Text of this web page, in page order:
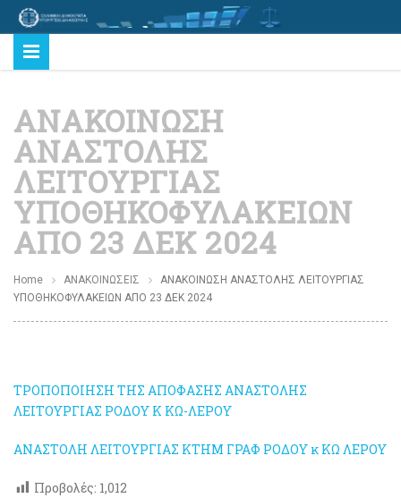
ΑΝΑΚΟΙΝΩΣΗ
ΑΝΑΣΤΟΛΗΣ
ΛΕΙΤΟΥΡΓΙΑΣ
ΥΠΟΘΗΚΟΦΥΛΑΚΕΙΩΝ
ΑΠΟ 23 ΔΕΚ 2024
Home ΑΝΑΚΟΙΝΩΣΕΙΣ
ΑΝΑΚΟΙΝΩΣΗ ΑΝΑΣΤΟΛΗΣ ΛΕΙΤΟΥΡΓΙΑΣ
ΥΠΟΘΗΚΟΦΥΛΑΚΕΙΩΝ ΑΠΟ 23 ΔΕΚ 2024
ΤΡΟΠΟΠΟΙΗΣΗ ΤΗΣ ΑΠΟΦΑΣΗΣ ΑΝΑΣΤΟΛΗΣ
ΛΕΙΤΟΥΡΓΙΑΣ ΡΟΔΟΥ Κ ΚΩ-ΛΕΡΟΥ
ΑΝΑΣΤΟΛΗ ΛΕΙΤΟΥΡΓΙΑΣ ΚΤΗΜ ΓΡΑΦ ΡΟΔΟΥ κ ΚΩ ΛΕΡΟΥ
Προβολές: 1,012